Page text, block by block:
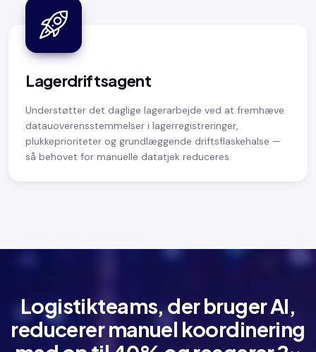
Lagerdriftsagent
Understøtter det daglige lagerarbejde ved at fremhæve
datauoverensstemmelser i lagerregistreringer,
plukkeprioriteter og grundlæggende driftsflaskehalse —
så behovet for manuelle datatjek reduceres.
Logistikteams, der bruger AI,
reducerer manuel koordinering